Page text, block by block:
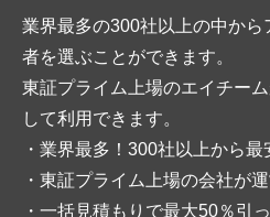
業界最多の300社以上の中か
者を選ぶことができます。
東証プライム上場のエイチー
して利用できます。
・業界最多！300社以上から
・東証プライム上場の会社が
・一括見積もりで最大50％引